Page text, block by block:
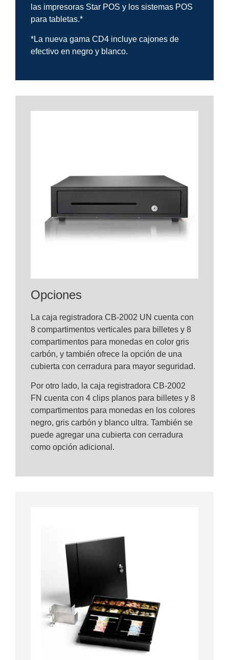
Opciones
La caja registradora CB-2002 UN cuenta con
8 compartimentos verticales para billetes y 8
compartimentos para monedas en color gris
carbón, y también ofrece la opción de una
cubierta con cerradura para mayor seguridad.
Por otro lado, la caja registradora CB-2002
FN cuenta con 4 clips planos para billetes y 8
compartimentos para monedas en los colores
negro, gris carbón y blanco ultra. También se
puede agregar una cubierta con cerradura
como opción adicional.
las impresoras Star POS y los sistemas POS
para tabletas.*
*La nueva gama CD4 incluye cajones de
efectivo en negro y blanco.